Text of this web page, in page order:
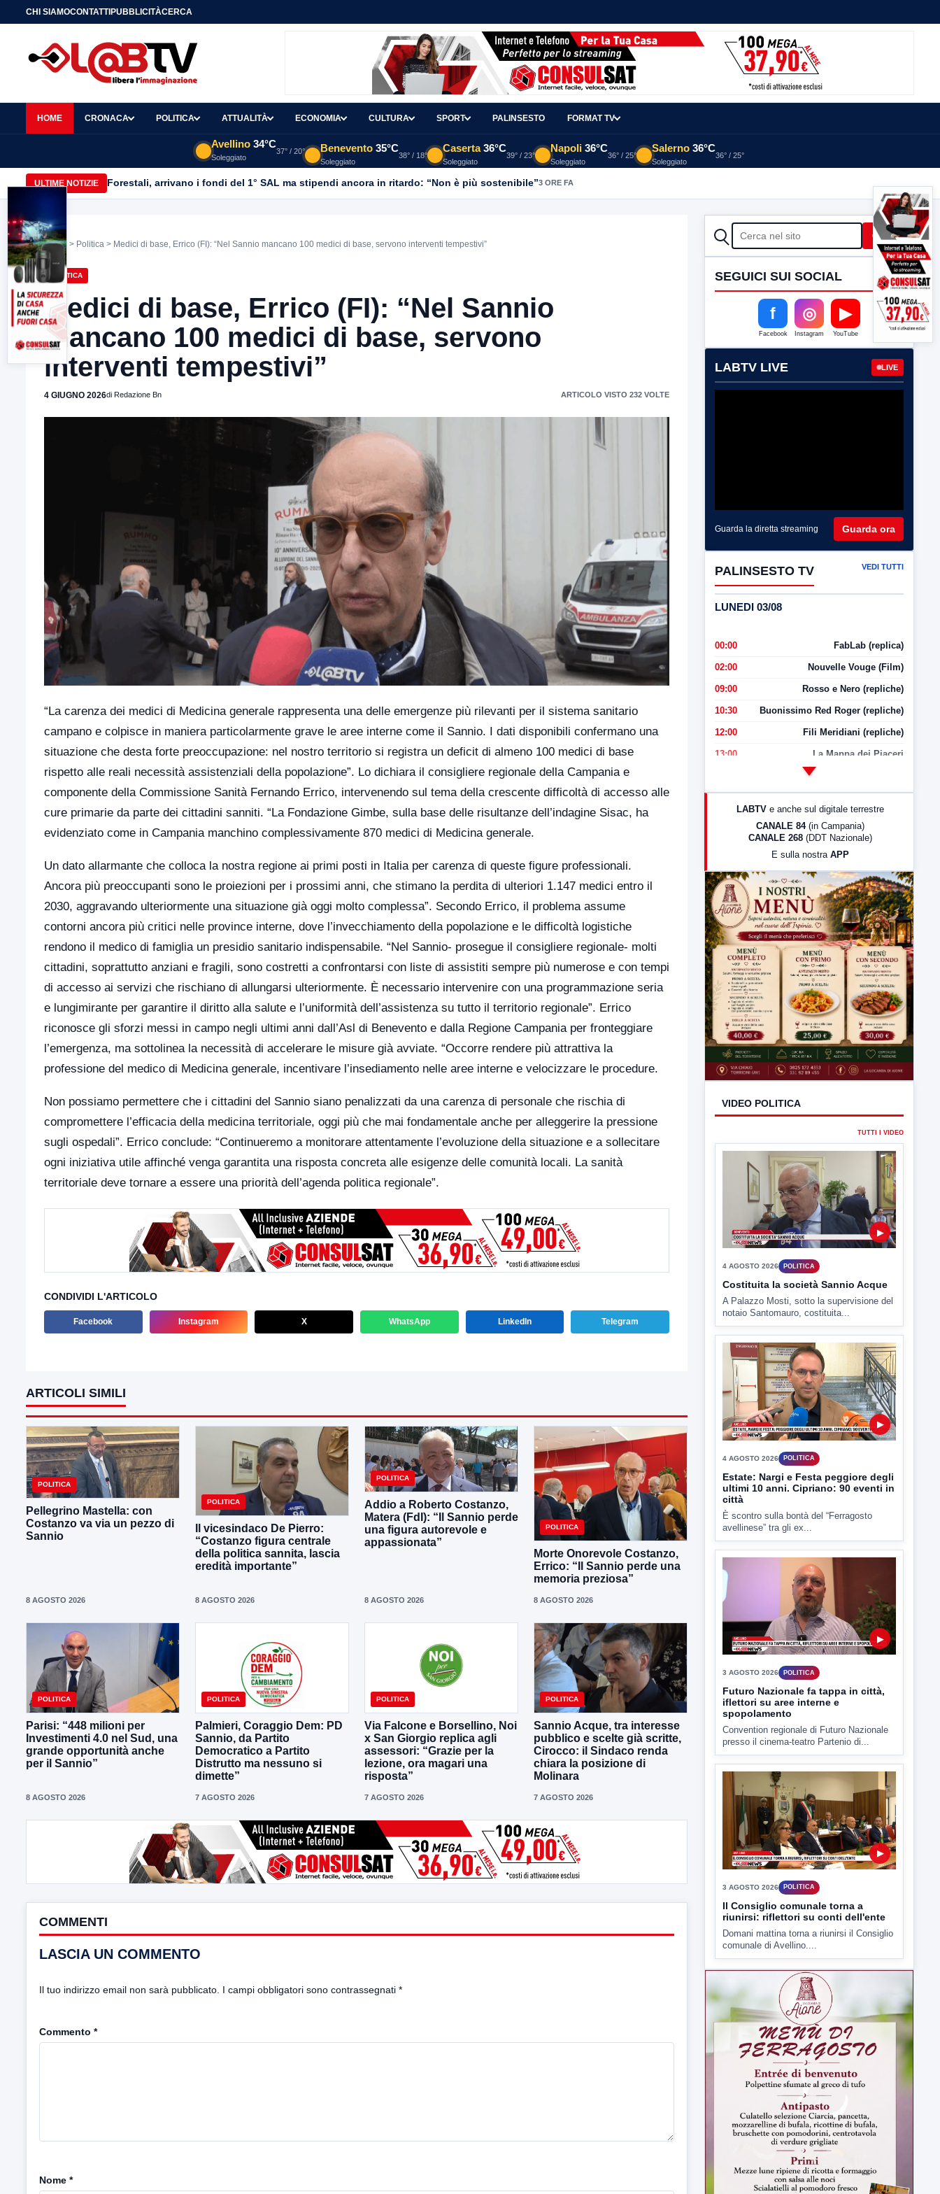
CHI SIAMOCONTATTIPUBBLICITÀCERCA
HOME CRONACA POLITICA ATTUALITÀ ECONOMIA CULTURA SPORT PALINSESTO FORMAT TV
Avellino 34°C
Soleggiato
37° / 20° Benevento 35°C
Soleggiato
38° / 18°
Caserta 36°C
Soleggiato
39° / 23°
Napoli 36°C
Soleggiato
36° / 25°
Salerno 36°C
Soleggiato
36° / 25°
ULTIME NOTIZIE Forestali, arrivano i fondi del 1° SAL ma stipendi ancora in ritardo: “Non è più sostenibile”3 ORE FA
Home > Politica > Medici di base, Errico (FI): “Nel Sannio mancano 100 medici di base, servono interventi tempestivi”
POLITICA
Medici di base, Errico (FI): “Nel Sannio
mancano 100 medici di base, servono
interventi tempestivi”
4 GIUGNO 2026di Redazione Bn ARTICOLO VISTO 232 VOLTE
“La carenza dei medici di Medicina generale rappresenta una delle emergenze più rilevanti per il sistema sanitario
campano e colpisce in maniera particolarmente grave le aree interne come il Sannio. I dati disponibili confermano una
situazione che desta forte preoccupazione: nel nostro territorio si registra un deficit di almeno 100 medici di base
rispetto alle reali necessità assistenziali della popolazione”. Lo dichiara il consigliere regionale della Campania e
componente della Commissione Sanità Fernando Errico, intervenendo sul tema della crescente difficoltà di accesso alle
cure primarie da parte dei cittadini sanniti. “La Fondazione Gimbe, sulla base delle risultanze dell’indagine Sisac, ha
evidenziato come in Campania manchino complessivamente 870 medici di Medicina generale.
Un dato allarmante che colloca la nostra regione ai primi posti in Italia per carenza di queste figure professionali.
Ancora più preoccupanti sono le proiezioni per i prossimi anni, che stimano la perdita di ulteriori 1.147 medici entro il
2030, aggravando ulteriormente una situazione già oggi molto complessa”. Secondo Errico, il problema assume
contorni ancora più critici nelle province interne, dove l’invecchiamento della popolazione e le difficoltà logistiche
rendono il medico di famiglia un presidio sanitario indispensabile. “Nel Sannio- prosegue il consigliere regionale- molti
cittadini, soprattutto anziani e fragili, sono costretti a confrontarsi con liste di assistiti sempre più numerose e con tempi
di accesso ai servizi che rischiano di allungarsi ulteriormente. È necessario intervenire con una programmazione seria
e lungimirante per garantire il diritto alla salute e l’uniformità dell’assistenza su tutto il territorio regionale”. Errico
riconosce gli sforzi messi in campo negli ultimi anni dall’Asl di Benevento e dalla Regione Campania per fronteggiare
l’emergenza, ma sottolinea la necessità di accelerare le misure già avviate. “Occorre rendere più attrattiva la
professione del medico di Medicina generale, incentivare l’insediamento nelle aree interne e velocizzare le procedure.
Non possiamo permettere che i cittadini del Sannio siano penalizzati da una carenza di personale che rischia di
compromettere l’efficacia della medicina territoriale, oggi più che mai fondamentale anche per alleggerire la pressione
sugli ospedali”. Errico conclude: “Continueremo a monitorare attentamente l’evoluzione della situazione e a sollecitare
ogni iniziativa utile affinché venga garantita una risposta concreta alle esigenze delle comunità locali. La sanità
territoriale deve tornare a essere una priorità dell’agenda politica regionale”.
CONDIVIDI L'ARTICOLO
Facebook Instagram X WhatsApp LinkedIn Telegram
ARTICOLI SIMILI
POLITICA
Pellegrino Mastella: con
Costanzo va via un pezzo di
Sannio
8 AGOSTO 2026
POLITICA
Il vicesindaco De Pierro:
“Costanzo figura centrale
della politica sannita, lascia
eredità importante”
8 AGOSTO 2026
POLITICA
Addio a Roberto Costanzo,
Matera (FdI): “Il Sannio perde
una figura autorevole e
appassionata”
8 AGOSTO 2026
POLITICA
Morte Onorevole Costanzo,
Errico: “Il Sannio perde una
memoria preziosa”
8 AGOSTO 2026
POLITICA
Parisi: “448 milioni per
Investimenti 4.0 nel Sud, una
grande opportunità anche
per il Sannio”
8 AGOSTO 2026
POLITICA
Palmieri, Coraggio Dem: PD
Sannio, da Partito
Democratico a Partito
Distrutto ma nessuno si
dimette”
7 AGOSTO 2026
POLITICA
Via Falcone e Borsellino, Noi
x San Giorgio replica agli
assessori: “Grazie per la
lezione, ora magari una
risposta”
7 AGOSTO 2026
POLITICA
Sannio Acque, tra interesse
pubblico e scelte già scritte,
Cirocco: il Sindaco renda
chiara la posizione di
Molinara
7 AGOSTO 2026
COMMENTI
LASCIA UN COMMENTO
Il tuo indirizzo email non sarà pubblicato. I campi obbligatori sono contrassegnati *
Commento *
Nome *
CERCA Cerca
SEGUICI SUI SOCIAL
f
Facebook
◎
Instagram
▶
YouTube
LABTV LIVE LIVE
Guarda la diretta streaming Guarda ora
PALINSESTO TV VEDI TUTTI
LUNEDI 03/08
00:00 FabLab (replica)
02:00 Nouvelle Vouge (Film)
09:00 Rosso e Nero (repliche)
10:30 Buonissimo Red Roger (repliche)
12:00 Fili Meridiani (repliche)
13:00 La Mappa dei Piaceri
LabNews (Diretta)
23:00 LabNews (replica)
LABTV e anche sul digitale terrestre
CANALE 84 (in Campania)
CANALE 268 (DDT Nazionale)
E sulla nostra APP
VIDEO POLITICA
▶
4 AGOSTO 2026 POLITICA
Costituita la società Sannio Acque
A Palazzo Mosti, sotto la supervisione del
notaio Santomauro, costituita...
4 AGOSTO 2026 POLITICA
Estate: Nargi e Festa peggiore degli
ultimi 10 anni. Cipriano: 90 eventi in
città
È scontro sulla bontà del “Ferragosto
avellinese” tra gli ex...
3 AGOSTO 2026 POLITICA
Futuro Nazionale fa tappa in città,
iflettori su aree interne e
spopolamento
Convention regionale di Futuro Nazionale
presso il cinema-teatro Partenio di...
3 AGOSTO 2026 POLITICA
Il Consiglio comunale torna a
riunirsi: riflettori su conti dell'ente
Domani mattina torna a riunirsi il Consiglio
comunale di Avellino....